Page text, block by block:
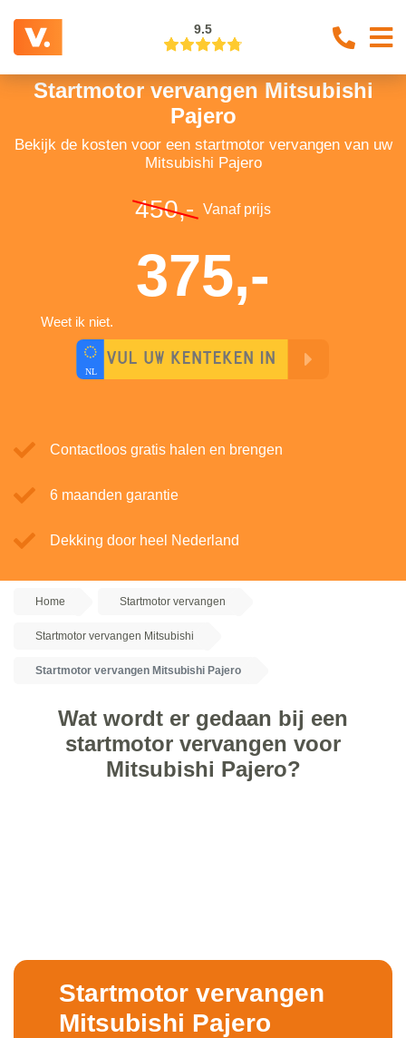
9.5
Startmotor vervangen Mitsubishi
Pajero
Bekijk de kosten voor een startmotor vervangen van uw
Mitsubishi Pajero
450,- Vanaf prijs
375,-
Weet ik niet.
Contactloos gratis halen en brengen
6 maanden garantie
Dekking door heel Nederland
Home Startmotor vervangen
Startmotor vervangen Mitsubishi
Startmotor vervangen Mitsubishi Pajero
Wat wordt er gedaan bij een
startmotor vervangen voor
Mitsubishi Pajero?
Startmotor vervangen
Mitsubishi Pajero